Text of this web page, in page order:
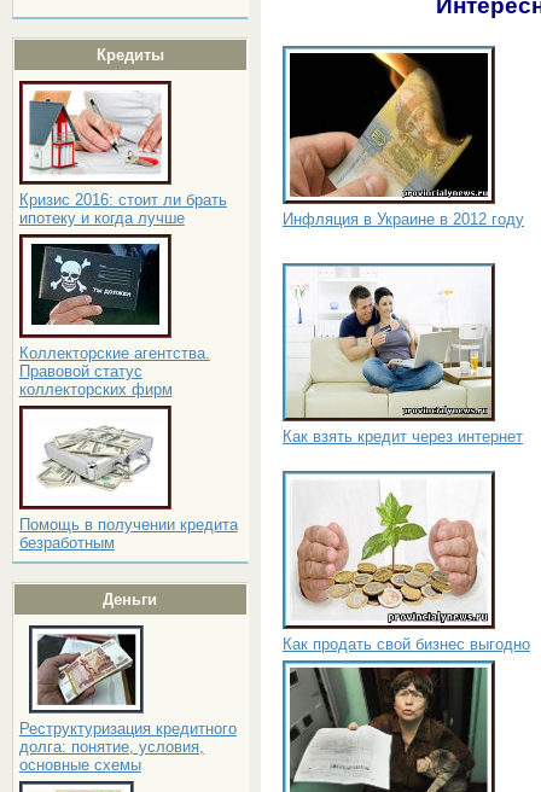
Кредиты
Кризис 2016: стоит ли брать
ипотеку и когда лучше
Коллекторские агентства.
Правовой статус
коллекторских фирм
Помощь в получении кредита
безработным
Деньги
Реструктуризация кредитного
долга: понятие, условия,
основные схемы
Инфляция в Украине в 2012 году
Как взять кредит через интернет
Как продать свой бизнес выгодно